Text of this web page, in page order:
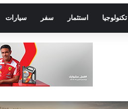
تكنولوجيا استثمار سفر سيارات